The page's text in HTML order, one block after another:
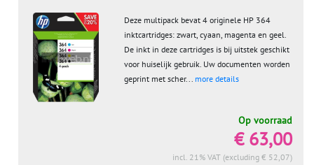
Deze multipack bevat 4 originele HP 364
inktcartridges: zwart, cyaan, magenta en geel.
De inkt in deze cartridges is bij uitstek geschikt
voor huiselijk gebruik. Uw documenten worden
geprint met scher... more details
Op voorraad
€ 63,00
incl. 21% VAT (excluding € 52,07)